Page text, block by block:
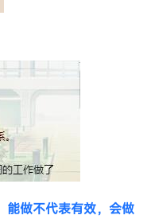
能做不代表有效，会做